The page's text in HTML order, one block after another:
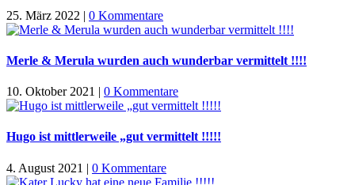
25. März 2022 | 0 Kommentare
Merle & Merula wurden auch wunderbar vermittelt !!!!
10. Oktober 2021 | 0 Kommentare
Hugo ist mittlerweile „gut vermittelt !!!!!
4. August 2021 | 0 Kommentare